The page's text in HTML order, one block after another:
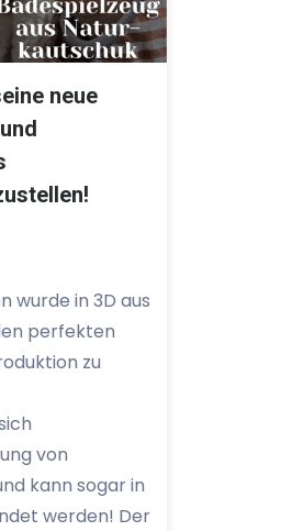
neue
wurde in 3D aus
perfekten
zu
von
kann sogar in
werden! Der